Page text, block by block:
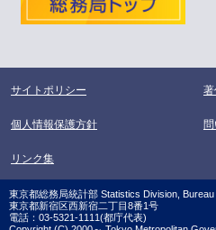
サイトポリシー
個人情報保護方針
リンク集
東京都総務局統計部 Statistics Division,
東京都新宿区西新宿二丁目8番1号
電話：03-5321-1111(都庁代表)